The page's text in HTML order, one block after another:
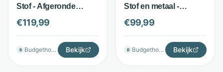
Stof - Afgeronde
armleuningen -
Antraciet - Budget
Home Store
€119,99
B Budgethomestore Bekijk
Stof en metaal -
Verticale stiksels -
Beige - Budget Home
Store
€99,99
B Budgethomestore Bekijk